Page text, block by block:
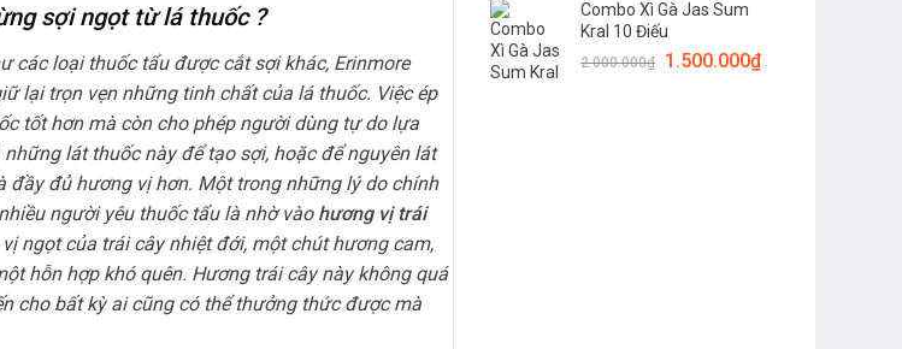
Combo Xì Gà Jas Sum
Kral 10 Điếu
2.000.000₫ 1.500.000₫
sợi ngọt từ lá thuốc ?
các loại thuốc tẩu được cắt sợi khác, Erinmore
lại trọn vẹn những tinh chất của lá thuốc. Việc ép
tốt hơn mà còn cho phép người dùng tự do lựa
lát thuốc này để tạo sợi, hoặc để nguyên lát
đầy đủ hương vị hơn. Một trong những lý do chính
người yêu thuốc tẩu là nhờ vào hương vị trái
ngọt của trái cây nhiệt đới, một chút hương cam,
hỗn hợp khó quên. Hương trái cây này không quá
cho bất kỳ ai cũng có thể thưởng thức được mà